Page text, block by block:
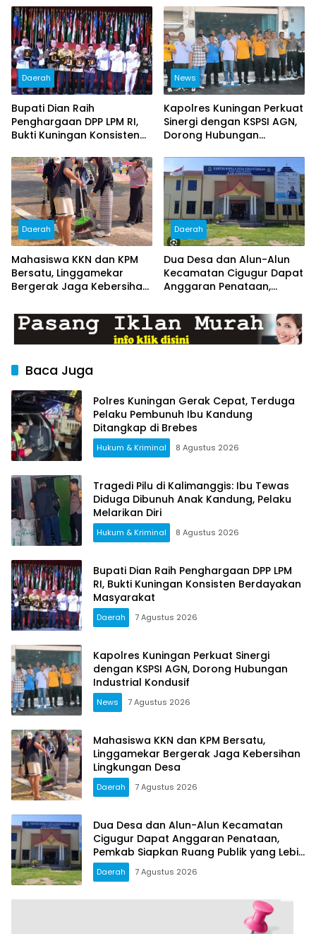
Daerah
Bupati Dian Raih
Penghargaan DPP LPM RI,
Bukti Kuningan Konsisten
News
Kapolres Kuningan Perkuat
Sinergi dengan KSPSI AGN,
Dorong Hubungan
Daerah
Mahasiswa KKN dan KPM
Bersatu, Linggamekar
Bergerak Jaga Kebersihan
Daerah
Dua Desa dan Alun-Alun
Kecamatan Cigugur Dapat
Anggaran Penataan,
Publik yang Lebih Terang
dan Nyaman
Baca Juga
Polres Kuningan Gerak Cepat, Terduga
Pelaku Pembunuh Ibu Kandung
Ditangkap di Brebes
Hukum & Kriminal 8 Agustus 2026
Tragedi Pilu di Kalimanggis: Ibu Tewas
Diduga Dibunuh Anak Kandung, Pelaku
Melarikan Diri
Hukum & Kriminal 8 Agustus 2026
Bupati Dian Raih Penghargaan DPP LPM
RI, Bukti Kuningan Konsisten Berdayakan
Masyarakat
Daerah 7 Agustus 2026
Kapolres Kuningan Perkuat Sinergi
dengan KSPSI AGN, Dorong Hubungan
Industrial Kondusif
News 7 Agustus 2026
Mahasiswa KKN dan KPM Bersatu,
Linggamekar Bergerak Jaga Kebersihan
Lingkungan Desa
Daerah 7 Agustus 2026
Dua Desa dan Alun-Alun Kecamatan
Cigugur Dapat Anggaran Penataan,
Pemkab Siapkan Ruang Publik yang Lebih
Terang dan Nyaman
Daerah 7 Agustus 2026